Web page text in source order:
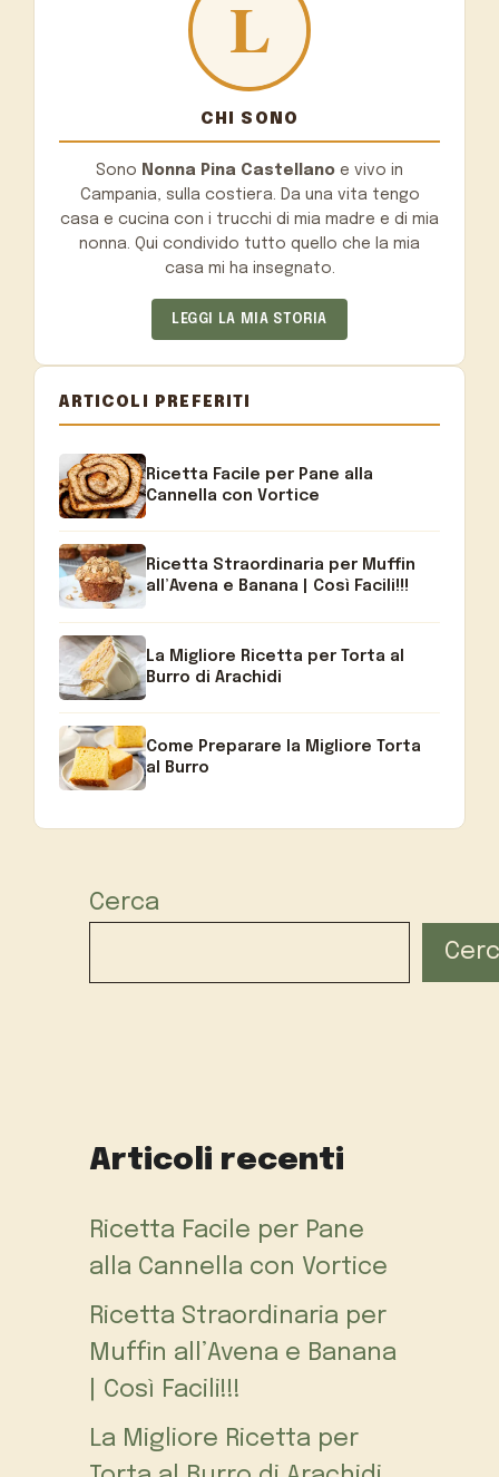
CHI SONO
Sono Nonna Pina Castellano e vivo in
Campania, sulla costiera. Da una vita tengo
casa e cucina con i trucchi di mia madre e di mia
nonna. Qui condivido tutto quello che la mia
casa mi ha insegnato.
LEGGI LA MIA STORIA
ARTICOLI PREFERITI
Ricetta Facile per Pane alla
Cannella con Vortice
Ricetta Straordinaria per Muffin
all’Avena e Banana | Così Facili!!!
La Migliore Ricetta per Torta al
Burro di Arachidi
Come Preparare la Migliore Torta
al Burro
Cerca
Articoli recenti
Ricetta Facile per Pane
alla Cannella con Vortice
Ricetta Straordinaria per
Muffin all’Avena e Banana
| Così Facili!!!
La Migliore Ricetta per